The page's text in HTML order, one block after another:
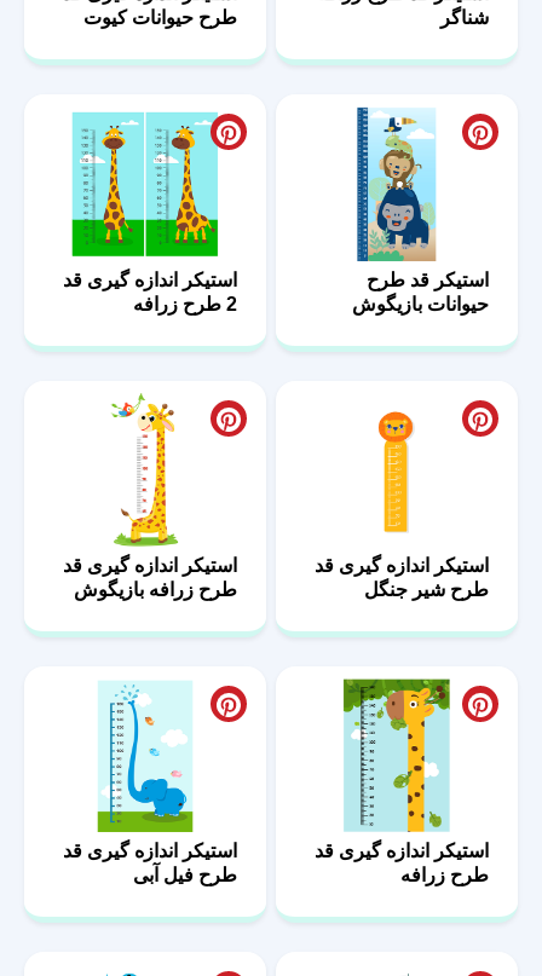
شناگر
طرح حیوانات کیوت
استیکر قد طرح
حیوانات بازیگوش
استیکر اندازه گیری قد
2 طرح زرافه
استیکر اندازه گیری قد
طرح شیر جنگل
استیکر اندازه گیری قد
طرح زرافه بازیگوش
استیکر اندازه گیری قد
طرح زرافه
استیکر اندازه گیری قد
طرح فیل آبی